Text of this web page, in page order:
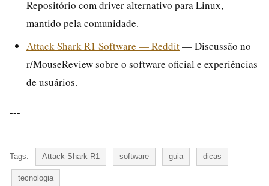
Repositório com driver alternativo para Linux,
mantido pela comunidade.
Attack Shark R1 Software — Reddit— Discussão no
r/MouseReview sobre o software oficial e experiências
de usuários.
---
Tags: Attack Shark R1 software guia dicas
tecnologia